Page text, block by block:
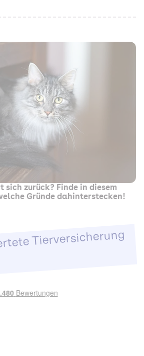
sich zurück? Finde in diesem
Gründe dahinterstecken!
Tierversicherung